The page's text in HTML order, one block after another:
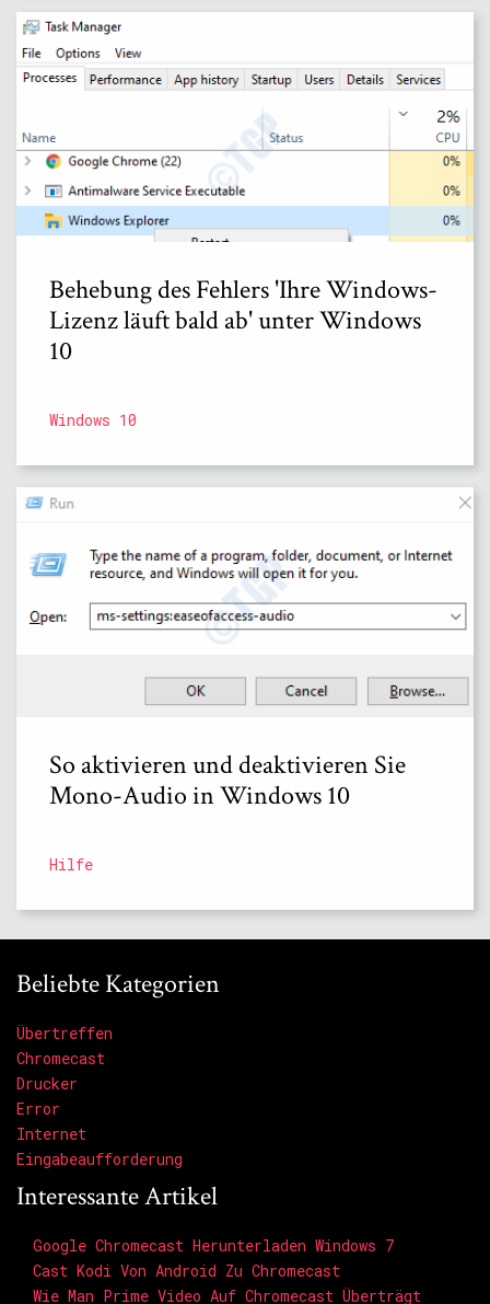
Behebung des Fehlers 'Ihre Windows-
Lizenz läuft bald ab' unter Windows
10
Windows 10
So aktivieren und deaktivieren Sie
Mono-Audio in Windows 10
Hilfe
Beliebte Kategorien
Übertreffen
Chromecast
Drucker
Error
Internet
Eingabeaufforderung
Interessante Artikel
Google Chromecast Herunterladen Windows 7
Cast Kodi Von Android Zu Chromecast
Wie Man Prime Video Auf Chromecast Überträgt